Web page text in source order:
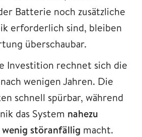
Batterie noch zusätzliche
erforderlich sind, bleiben
überschaubar.
Investition rechnet sich die
wenigen Jahren. Die
schnell spürbar, während
das System nahezu
störanfällig macht.